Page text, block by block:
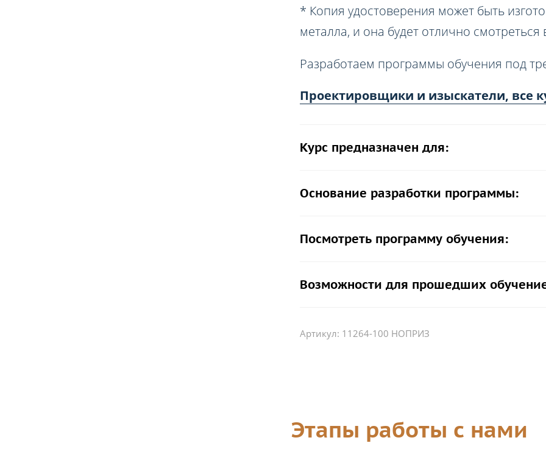
* Копия удостоверения может быть
металла, и она будет отлично
Разработаем программы обучения под
Проектировщики и изыскатели, все
Курс предназначен для:
Основание разработки программы:
Посмотреть программу обучения:
Возможности для прошедших
Артикул: 11264-100 НОПРИЗ
Этапы работы с нами